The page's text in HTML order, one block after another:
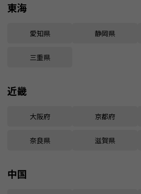
東海
愛知県 静岡県
三重県
近畿
大阪府 京都府
奈良県 滋賀県
中国